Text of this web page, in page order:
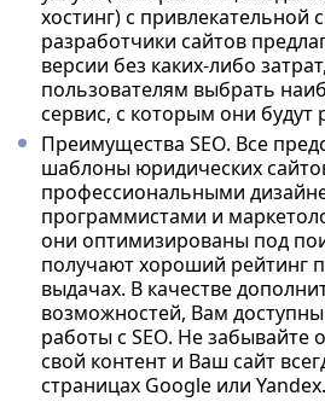
хостинг) с привлекательной
разработчики сайтов
версии без каких-либо
пользователям выбрать
сервис, с которым они будут
Преимущества SEO. Все
шаблоны юридических
профессиональными
программистами и
они оптимизированы под
получают хороший рейтинг
выдачах. В качестве
возможностей, Вам
работы с SEO. Не забывайте
свой контент и Ваш сайт
страницах Google или Yandex.